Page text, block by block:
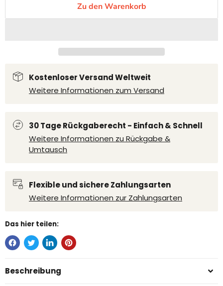
Zu den Warenkorb
Kostenloser Versand Weltweit
Weitere Informationen zum Versand
30 Tage Rückgaberecht - Einfach & Schnell
Weitere Informationen zu Rückgabe &
Umtausch
Flexible und sichere Zahlungsarten
Weitere Informationen zur Zahlungsarten
Das hier teilen:
Beschreibung